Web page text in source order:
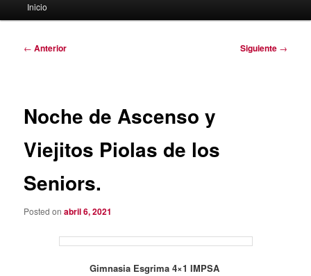
Inicio
Navegación
← Anterior Siguiente →
Noche de Ascenso y
Viejitos Piolas de los
Seniors.
Posted onabril 6, 2021
Gimnasia Esgrima 4×1 IMPSA